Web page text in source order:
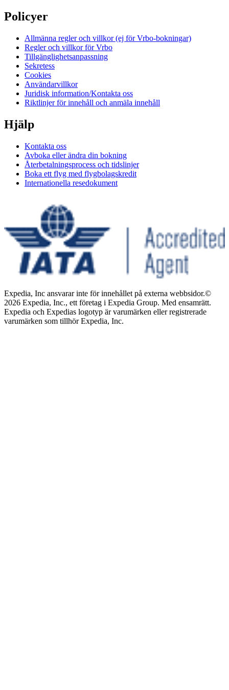
Policyer
Allmänna regler och villkor (ej för Vrbo-bokningar)
Regler och villkor för Vrbo
Tillgänglighetsanpassning
Sekretess
Cookies
Användarvillkor
Juridisk information/Kontakta oss
Riktlinjer för innehåll och anmäla innehåll
Hjälp
Kontakta oss
Avboka eller ändra din bokning
Återbetalningsprocess och tidslinjer
Boka ett flyg med flygbolagskredit
Internationella resedokument
Expedia, Inc ansvarar inte för innehållet på externa webbsidor.©
2026 Expedia, Inc., ett företag i Expedia Group. Med ensamrätt.
Expedia och Expedias logotyp är varumärken eller registrerade
varumärken som tillhör Expedia, Inc.